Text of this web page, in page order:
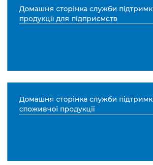
Домашня сторінка служби
продукції для підприємств
Домашня сторінка служби
споживчої продукції